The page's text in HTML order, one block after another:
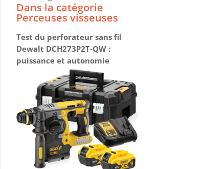
Dans la catégorie
Perceuses visseuses
Test du perforateur sans fil
Dewalt DCH273P2T-QW :
puissance et autonomie